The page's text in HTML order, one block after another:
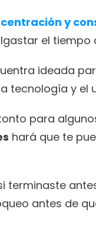
y
el tiempo
ideada
tecnología y el
para
hará que te
terminaste
antes de